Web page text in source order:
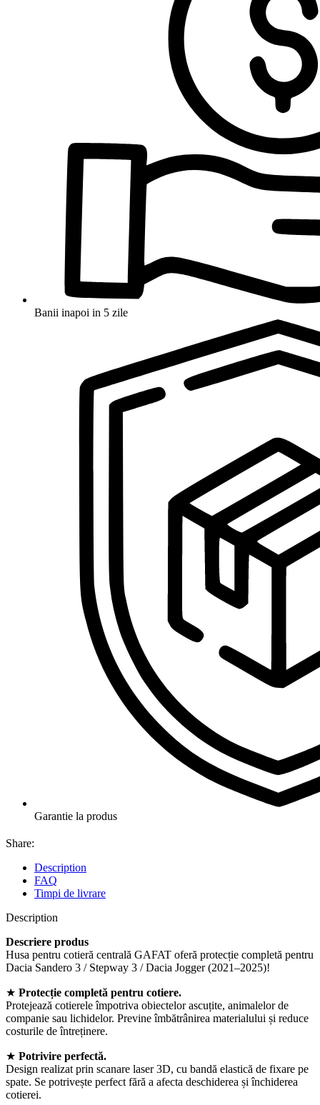
Banii inapoi in 5 zile
Garantie la produs
Share:
Description
FAQ
Timpi de livrare
Description
Descriere produs
Husa pentru cotieră centrală GAFAT oferă protecție completă pentru
Dacia Sandero 3 / Stepway 3 / Dacia Jogger (2021–2025)!
★ Protecție completă pentru cotiere.
Protejează cotierele împotriva obiectelor ascuțite, animalelor de
companie sau lichidelor. Previne îmbătrânirea materialului și reduce
costurile de întreținere.
★ Potrivire perfectă.
Design realizat prin scanare laser 3D, cu bandă elastică de fixare pe
spate. Se potrivește perfect fără a afecta deschiderea și închiderea
cotierei.